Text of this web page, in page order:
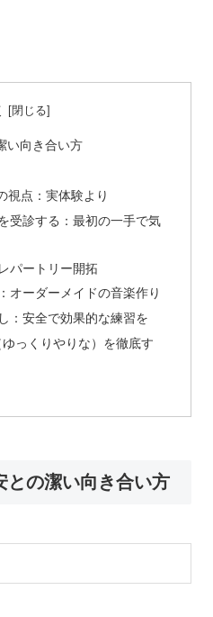
い向き合い方
視点：実体験より
受診する：最初の一手で気
パートリー開拓
オーダーメイドの音楽作り
：安全で効果的な練習を
っくりやりな）を徹底す
との潔い向き合い方